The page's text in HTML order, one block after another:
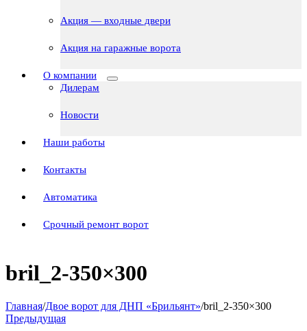
Акция — входные двери
Акция на гаражные ворота
О компании
Дилерам
Новости
Наши работы
Контакты
Автоматика
Срочный ремонт ворот
bril_2-350×300
Главная/Двое ворот для ДНП «Брильянт»/bril_2-350×300
Предыдущая